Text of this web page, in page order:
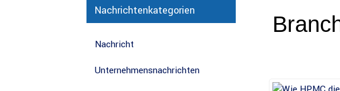
Nachrichtenkategorien
Nachricht
Unternehmensnachrichten